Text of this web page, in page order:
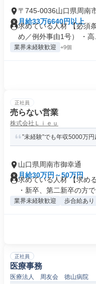
〒745-0036山口県周南
月給33万6640円以上
求めている人材 【必須
め／例外事由1号） ・高...
業界未経験歓迎 +9個
正社員
売らない営業
株式会社Ｌｉｅｕ
”未経験”でも年収5000万
山口県周南市御幸通
月給30万円～50万円
求めている人材 【求め
・新卒、第二新卒の方で
業界未経験歓迎 歩合給あり
正社員
医療事務
医療法人 周友会 徳山病院